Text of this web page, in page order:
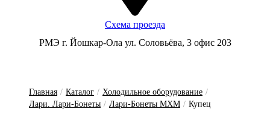
Схема проезда
РМЭ г. Йошкар-Ола ул. Соловьёва, 3 офис 203
Главная / Каталог / Холодильное оборудование /
Лари. Лари-Бонеты / Лари-Бонеты МХМ / Купец